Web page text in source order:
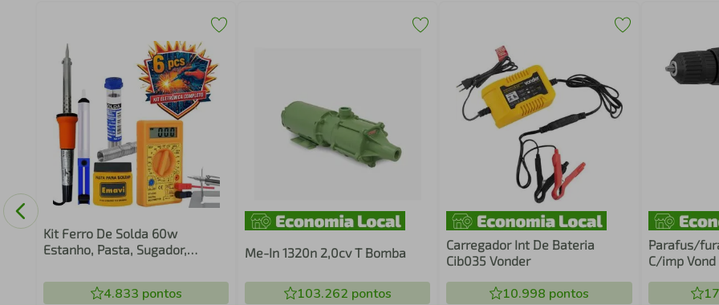
Kit Ferro De Solda 60w
Estanho, Pasta, Sugador,
4.833 pontos
Me-In 1320n 2,0cv T Bomba
103.262 pontos
Carregador Int De Bateria
Cib035 Vonder
10.998 pontos
Parafus/
C/imp Vond